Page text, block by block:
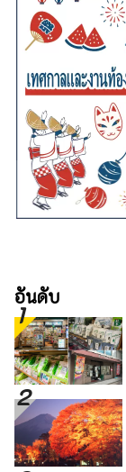
อันดับ